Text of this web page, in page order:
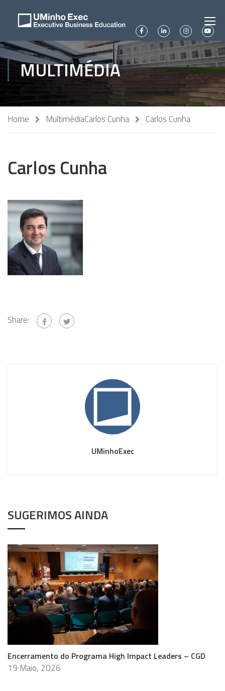
MULTIMÉDIA
Home MultimédiaCarlos Cunha Carlos Cunha
Carlos Cunha
Share:
UMinhoExec
SUGERIMOS AINDA
Encerramento do Programa High Impact Leaders – CGD
19 Maio, 2026